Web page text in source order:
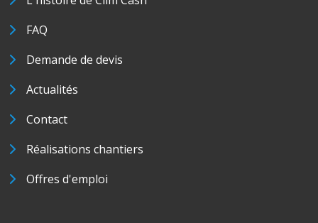
FAQ
Demande de devis
Actualités
Contact
Réalisations chantiers
Offres d'emploi